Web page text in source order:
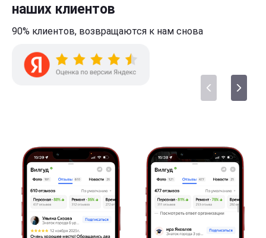
наших клиентов
90% клиентов, возвращаются к нам снова